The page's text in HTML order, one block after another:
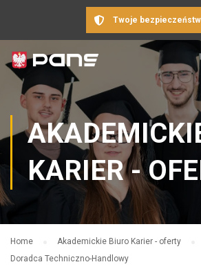
Twoje
KARIER -
Home
Akademickie Biuro Karier - oferty
Doradca Techniczno-Handlowy